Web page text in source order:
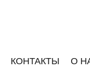
КОНТАКТЫ О